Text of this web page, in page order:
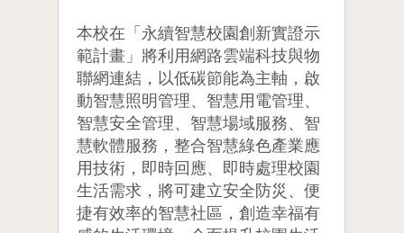
本校在「永續智慧校園創新實證示
範計畫」將利用網路雲端科技與物
聯網連結，以低碳節能為主軸，啟
動智慧照明管理、智慧用電管理、
智慧安全管理、智慧場域服務、智
慧軟體服務，整合智慧綠色產業應
用技術，即時回應、即時處理校園
生活需求，將可建立安全防災、便
捷有效率的智慧社區，創造幸福有